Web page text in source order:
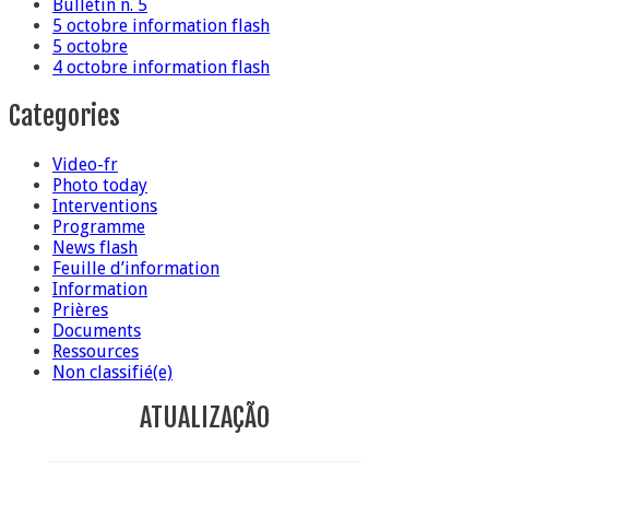
Bulletin n. 5
5 octobre information flash
5 octobre
4 octobre information flash
Categories
Video-fr
Photo today
Interventions
Programme
News flash
Feuille d’information
Information
Prières
Documents
Ressources
Non classifié(e)
ATUALIZAÇÃO